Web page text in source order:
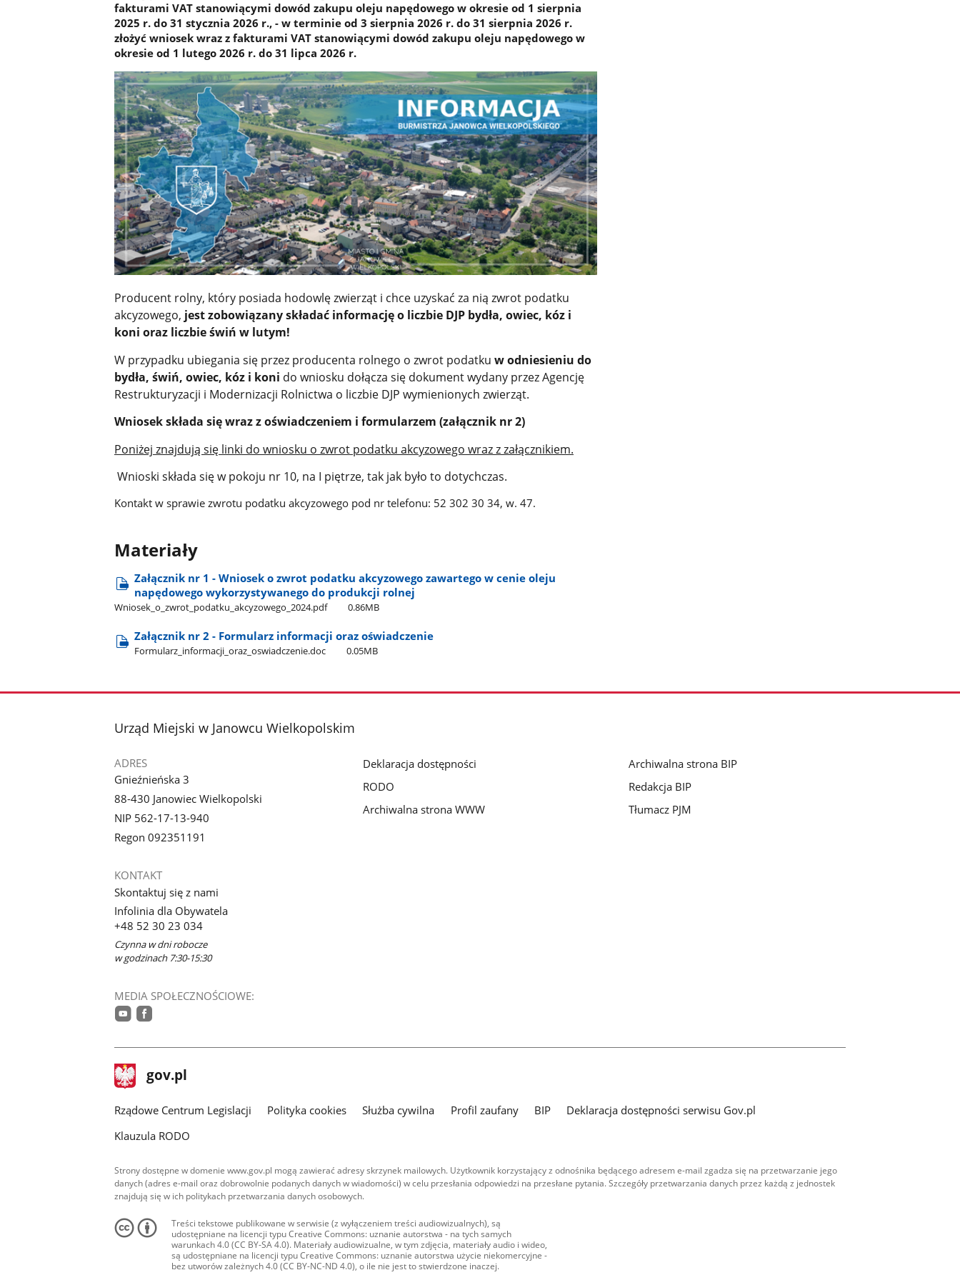
fakturami VAT stanowiącymi dowód zakupu oleju napędowego w okresie od 1 sierpnia
2025 r. do 31 stycznia 2026 r., - w terminie od 3 sierpnia 2026 r. do 31 sierpnia 2026 r.
złożyć wniosek wraz z fakturami VAT stanowiącymi dowód zakupu oleju napędowego w
okresie od 1 lutego 2026 r. do 31 lipca 2026 r.
Producent rolny, który posiada hodowlę zwierząt i chce uzyskać za nią zwrot podatku
akcyzowego, jest zobowiązany składać informację o liczbie DJP bydła, owiec, kóz i
koni oraz liczbie świń w lutym!
W przypadku ubiegania się przez producenta rolnego o zwrot podatku w odniesieniu do
bydła, świń, owiec, kóz i koni do wniosku dołącza się dokument wydany przez Agencję
Restrukturyzacji i Modernizacji Rolnictwa o liczbie DJP wymienionych zwierząt.
Wniosek składa się wraz z oświadczeniem i formularzem (załącznik nr 2)
Poniżej znajdują się linki do wniosku o zwrot podatku akcyzowego wraz z załącznikiem.
Wnioski składa się w pokoju nr 10, na I piętrze, tak jak było to dotychczas.
Kontakt w sprawie zwrotu podatku akcyzowego pod nr telefonu: 52 302 30 34, w. 47.
Materiały
Załącznik nr 1 - Wniosek o zwrot podatku akcyzowego zawartego w cenie oleju
napędowego wykorzystywanego do produkcji rolnej
Wniosek​_o​_zwrot​_podatku​_akcyzowego​_2024.pdf 0.86MB
Załącznik nr 2 - Formularz informacji oraz oświadczenie
Formularz​_informacji​_oraz​_oswiadczenie.doc 0.05MB
stopka
Urząd Miejski w Janowcu Wielkopolskim
ADRES
Gnieźnieńska 3
88-430 Janowiec Wielkopolski
NIP 562-17-13-940
Regon 092351191
KONTAKT
Skontaktuj się z nami
Infolinia dla Obywatela
+48 52 30 23 034
Czynna w dni robocze
w godzinach 7:30-15:30
MEDIA SPOŁECZNOŚCIOWE:
Deklaracja dostępności
RODO
Archiwalna strona WWW
Archiwalna strona BIP
Redakcja BIP
Tłumacz PJM
stopka
gov.pl Strona
gov.pl
Rządowe Centrum Legislacji Polityka cookies Służba cywilna Profil zaufany BIP
Deklaracja dostępności serwisu Gov.pl
Klauzula RODO
Strony dostępne w domenie www.gov.pl mogą zawierać adresy skrzynek mailowych. Użytkownik korzystający z odnośnika będącego adresem e-mail zgadza się na przetwarzanie jego
danych (adres e-mail oraz dobrowolnie podanych danych w wiadomości) w celu przesłania odpowiedzi na przesłane pytania. Szczegóły przetwarzania danych przez każdą z jednostek
znajdują się w ich politykach przetwarzania danych osobowych.
Treści tekstowe publikowane w serwisie (z wyłączeniem treści audiowizualnych), są
udostępniane na licencji typu Creative Commons: uznanie autorstwa - na tych samych
warunkach 4.0 (CC BY-SA 4.0). Materiały audiowizualne, w tym zdjęcia, materiały audio i wideo,
są udostępniane na licencji typu Creative Commons: uznanie autorstwa użycie niekomercyjne -
bez utworów zależnych 4.0 (CC BY-NC-ND 4.0), o ile nie jest to stwierdzone inaczej.